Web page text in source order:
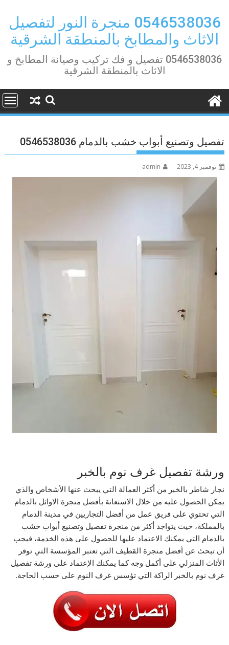
content
0546538036 منجرة النور لتفصيل
الاثاث والمطابخ بالمنطقة الشرقية
0546538036 تفصيل و فك تركيب وصيانة المطابخ و
الاثاث بالمنطقة الشرقية
تفصيل وتصنيع أبواب خشب بالدمام 0546538036
نوفمبر 4, 2023 admin
ورشة تفصيل غرف نوم بالخبر
نجار شاطر بالخبر من أكثر العمالة التي يبحث عنها الأشخاص والذي
يمكن الحصول عليه من خلال الاستعانة بأفضل منجرة الاوائل بالدمام
التي تحتوي على فريق عمل من أفضل التجاريين في مدينة الدمام
بالمملكة، حيث يتواجد أكثر من منجرة تفصيل وتصنيع أبواب خشب
بالدمام التي يمكنك الاعتماد عليها للحصول على هذه الخدمة، فيجب
أن تبحث عن أفضل منجرة القطيف التي تعتبر المؤسسة التي توفر
الأثاث المنزلي على أكمل وجه كما يمكنك الإعتماد على ورشة تفصيل
غرف نوم بالخبر الراكة التي تؤسس غرف النوم على حسب الحاجة.